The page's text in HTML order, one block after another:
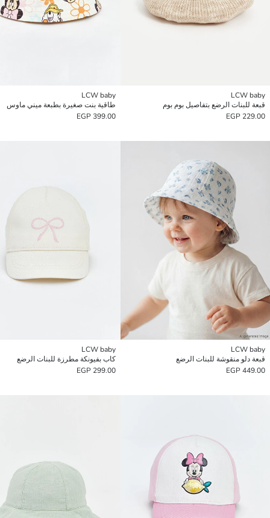
LCW baby
قبعة للبنات الرضع بتفاصيل بوم بوم
229.00 EGP
LCW baby
طاقية بنت صغيرة بطبعة ميني ماوس
399.00 EGP
LCW baby
قبعة دلو منقوشة للبنات الرضع
449.00 EGP
LCW baby
كاب بفيونكة مطرزة للبنات الرضع
299.00 EGP